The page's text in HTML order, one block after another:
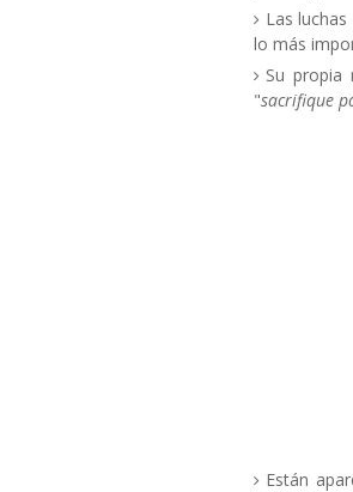
Las
lo más
Su
"sacrifique
Están